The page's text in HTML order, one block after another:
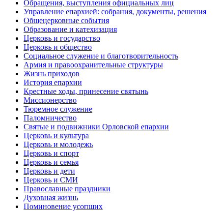
Обращения, выступления официальных лиц
Управление епархией: собрания, документы, решения
Общецерковные события
Образование и катехизация
Церковь и государство
Церковь и общество
Социальное служение и благотворительность
Армия и правоохранительные структуры
Жизнь приходов
История епархии
Крестные ходы, принесение святынь
Миссионерство
Тюремное служение
Паломничество
Святые и подвижники Орловской епархии
Церковь и культура
Церковь и молодежь
Церковь и спорт
Церковь и семья
Церковь и дети
Церковь и СМИ
Православные праздники
Духовная жизнь
Поминовение усопших